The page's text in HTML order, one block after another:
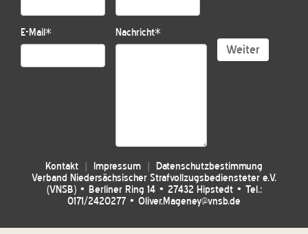
E-Mail* Nachricht*
Weiter
Kontakt Impressum
Datenschutzbestimmung
Verband Niedersächsischer Strafvollzugsbediensteter e.V.
(VNSB) • Berliner Ring 14 • 27432 Hipstedt • Tel.:
0171/2420277 • Oliver.Mageney@vnsb.de